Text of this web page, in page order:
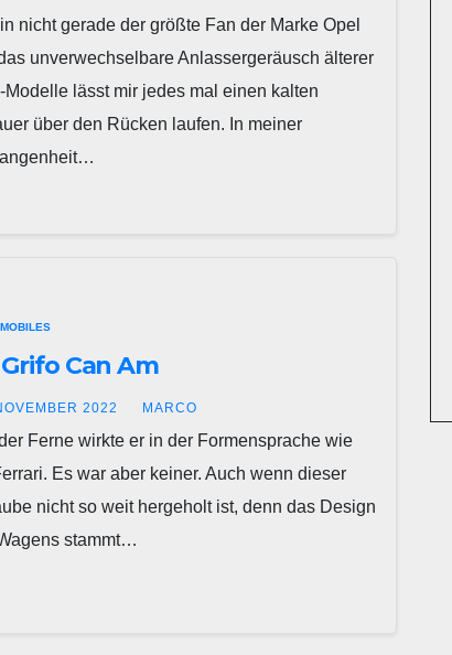
nicht gerade der größte Fan der Marke Opel
unverwechselbare Anlassergeräusch älterer
Modelle lässt mir jedes mal einen kalten
über den Rücken laufen. In meiner
Can Am
2022 MARCO
Ferne wirkte er in der Formensprache wie
Es war aber keiner. Auch wenn dieser
nicht so weit hergeholt ist, denn das Design
stammt…